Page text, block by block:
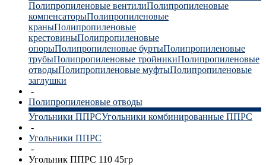
Полипропиленовые вентилиПолипропиленовые
компенсаторыПолипропиленовые
краныПолипропиленовые
крестовиныПолипропиленовые
опорыПолипропиленовые буртыПолипропиленовые
трубыПолипропиленовые тройникиПолипропиленовые
отводыПолипропиленовые муфтыПолипропиленовые
заглушки
-
Полипропиленовые отводы
Угольники ППРСУгольники комбинированные ППРС
-
Угольники ППРС
-
Угольник ППРС 110 45гр